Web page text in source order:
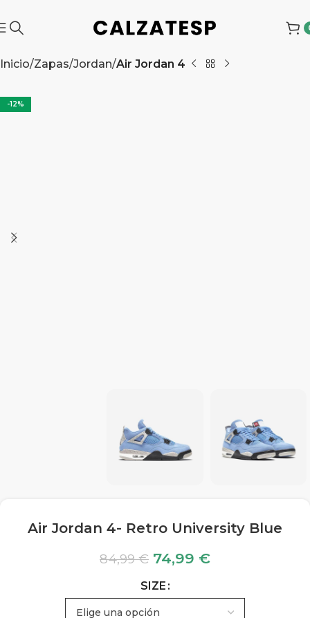
Inicio Zapas Jordan Air Jordan 4
-12%
Air Jordan 4- Retro University Blue
84,99€ 74,99 €
SIZE